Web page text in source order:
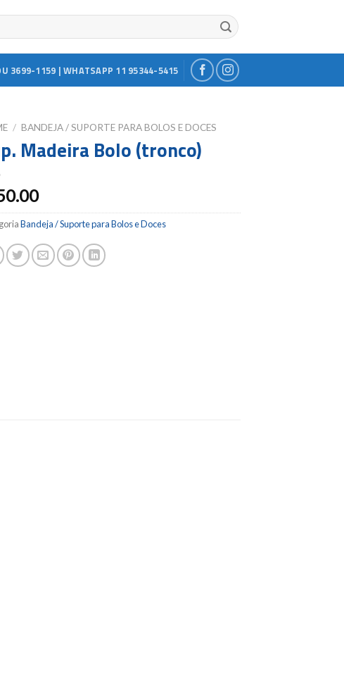
3699-1159 | WHATSAPP 11 95344-5415
/ BANDEJA / SUPORTE PARA BOLOS E DOCES
Madeira Bolo (tronco)
Bandeja / Suporte para Bolos e Doces